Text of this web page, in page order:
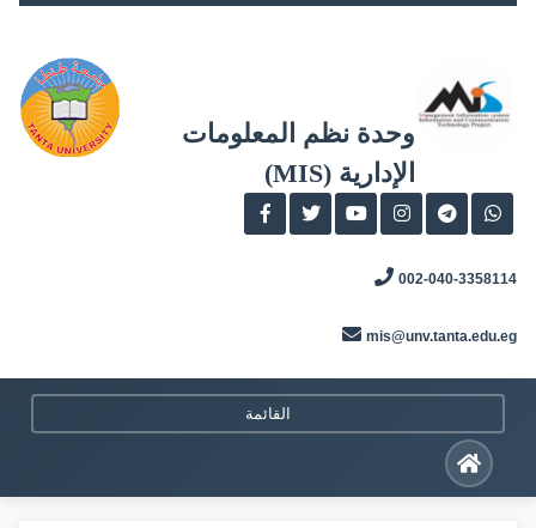
وحدة نظم المعلومات
الإدارية (MIS)
002-040-3358114
mis@unv.tanta.edu.eg
القائمة